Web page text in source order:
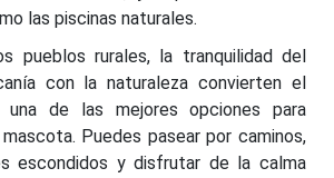
las piscinas naturales.
pueblos rurales, la tranquilidad del
con la naturaleza convierten el
una de las mejores opciones para
Puedes pasear por caminos,
escondidos y disfrutar de la calma